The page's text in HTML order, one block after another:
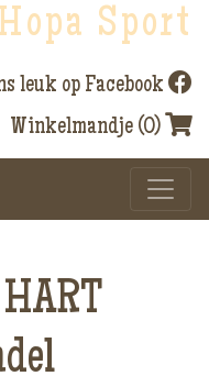
Sport
leuk op Facebook
Winkelmandje (0)